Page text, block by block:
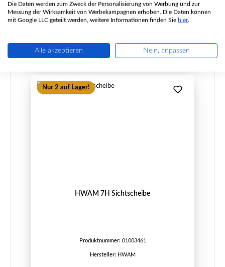
Regulärer Preis:
298,99 €
Details
Nur 2 auf Lager!
HWAM 7H Sichtscheibe
Produktnummer: 01003461
Hersteller: HWAM
Die Daten werden zum Zweck der Personalisierung von Werbung und zur
Messung der Wirksamkeit von Werbekampagnen erhoben. Die Daten können
mit Google LLC geteilt werden, weitere Informationen finden Sie hier.
Alle akzeptieren Nein, anpassen